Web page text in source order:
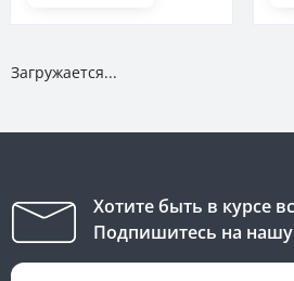
Загружается...
Хотите быть в курсе
Подпишитесь на